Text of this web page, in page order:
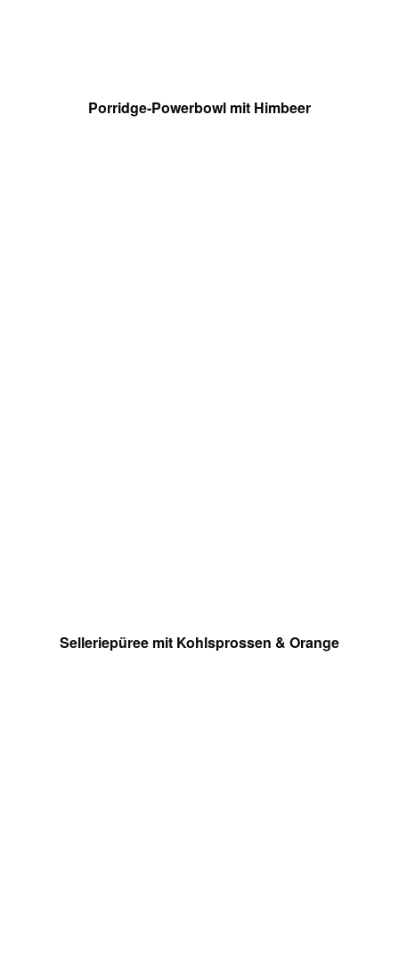
Porridge-Powerbowl mit Himbeer
Selleriepüree mit Kohlsprossen & Orange